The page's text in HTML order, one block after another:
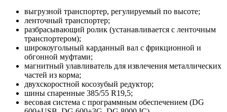
выгрузной транспортер, регулируемый по высоте;
ленточный транспортер;
разбрасывающий ролик (устанавливается с ленточным
транспортером);
широкоугольный карданный вал с фрикционной и
обгонной муфтами;
магнитный улавливатель для извлечения металлических
частей из корма;
двухскоростной косозубый редуктор;
шины спаренные 385/55 R19,5;
весовая система с программным обеспечением (DG